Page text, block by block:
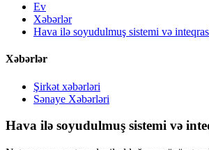
Ev
Xəbərlər
Hava ilə soyudulmuş sistemi və
Xəbərlər
Şirkət xəbərləri
Sənaye Xəbərləri
Hava ilə soyudulmuş sistemi və